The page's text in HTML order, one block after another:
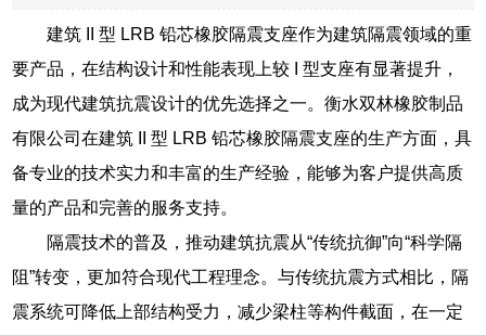
建筑 II 型 LRB 铅芯橡胶隔震支座作为建筑隔震领域的重
要产品，在结构设计和性能表现上较 I 型支座有显著提升，
成为现代建筑抗震设计的优先选择之一。衡水双林橡胶制品
有限公司在建筑 II 型 LRB 铅芯橡胶隔震支座的生产方面，具
备专业的技术实力和丰富的生产经验，能够为客户提供高质
量的产品和完善的服务支持。
隔震技术的普及，推动建筑抗震从“传统抗御”向“科学隔
阻”转变，更加符合现代工程理念。与传统抗震方式相比，隔
震系统可降低上部结构受力，减少梁柱等构件截面，在一定